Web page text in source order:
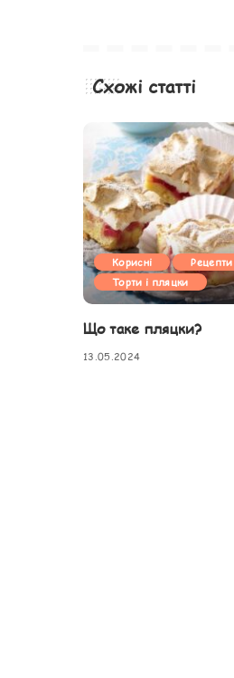
Схожі статті
Корисні
Торти і пляцки
Що таке пляцки?
13.05.2024